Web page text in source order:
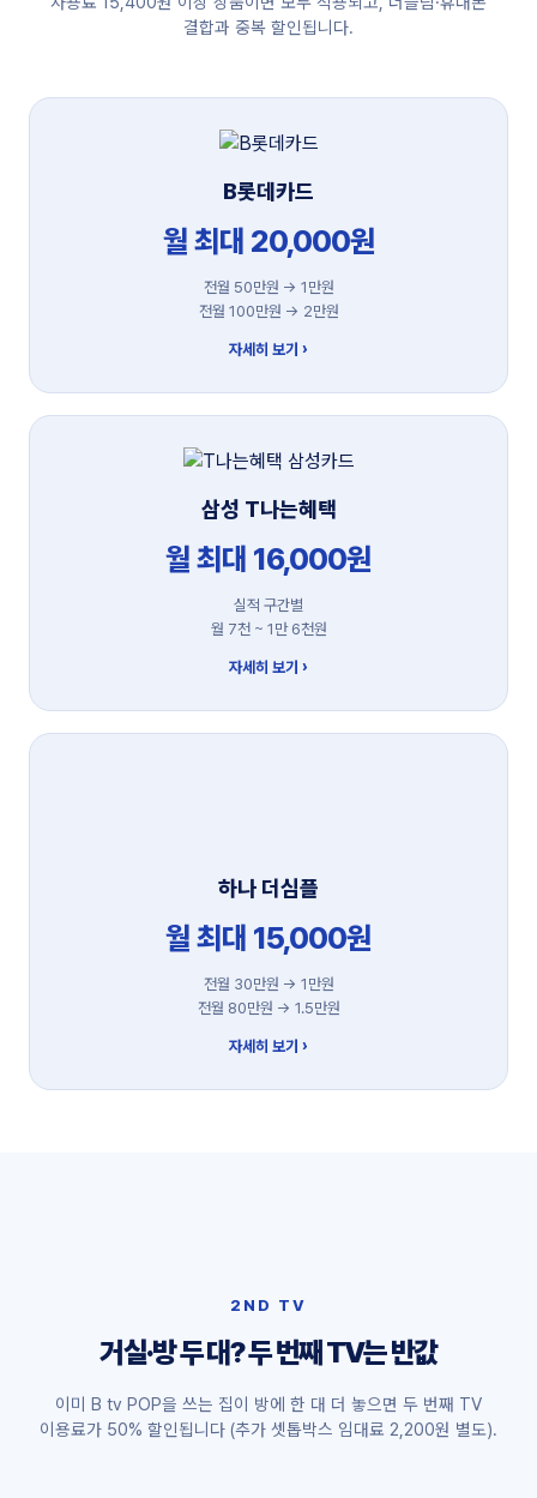
결합과 중복 할인됩니다.
B롯데카드
월 최대 20,000원
전월 50만원 → 1만원
전월 100만원 → 2만원
자세히 보기 ›
삼성 T나는혜택
월 최대 16,000원
실적 구간별
월 7천 ~ 1만 6천원
자세히 보기 ›
하나 더심플
월 최대 15,000원
전월 30만원 → 1만원
전월 80만원 → 1.5만원
자세히 보기 ›
2ND TV
거실·방 두 대? 두 번째 TV는 반값
이미 B tv POP을 쓰는 집이 방에 한 대 더 놓으면 두 번째 TV
이용료가 50% 할인됩니다 (추가 셋톱박스 임대료 2,200원 별도).